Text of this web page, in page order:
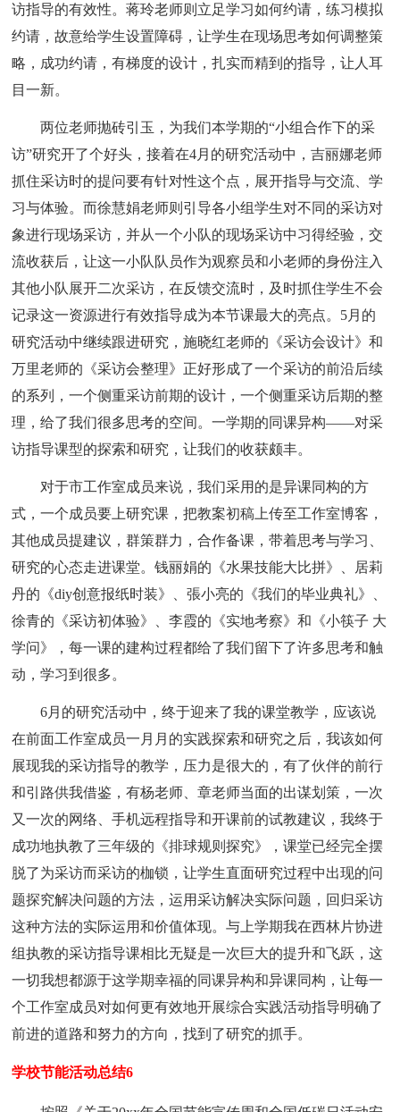
访指导的有效性。蒋玲老师则立足学习如何约请，练习模拟
约请，故意给学生设置障碍，让学生在现场思考如何调整策
略，成功约请，有梯度的设计，扎实而精到的指导，让人耳
目一新。
两位老师抛砖引玉，为我们本学期的“小组合作下的采
访”研究开了个好头，接着在4月的研究活动中，吉丽娜老师
抓住采访时的提问要有针对性这个点，展开指导与交流、学
习与体验。而徐慧娟老师则引导各小组学生对不同的采访对
象进行现场采访，并从一个小队的现场采访中习得经验，交
流收获后，让这一小队队员作为观察员和小老师的身份注入
其他小队展开二次采访，在反馈交流时，及时抓住学生不会
记录这一资源进行有效指导成为本节课最大的亮点。5月的
研究活动中继续跟进研究，施晓红老师的《采访会设计》和
万里老师的《采访会整理》正好形成了一个采访的前沿后续
的系列，一个侧重采访前期的设计，一个侧重采访后期的整
理，给了我们很多思考的空间。一学期的同课异构——对采
访指导课型的探索和研究，让我们的收获颇丰。
对于市工作室成员来说，我们采用的是异课同构的方
式，一个成员要上研究课，把教案初稿上传至工作室博客，
其他成员提建议，群策群力，合作备课，带着思考与学习、
研究的心态走进课堂。钱丽娟的《水果技能大比拼》、居莉
丹的《diy创意报纸时装》、張小亮的《我们的毕业典礼》、
徐青的《采访初体验》、李霞的《实地考察》和《小筷子 大
学问》，每一课的建构过程都给了我们留下了许多思考和触
动，学习到很多。
6月的研究活动中，终于迎来了我的课堂教学，应该说
在前面工作室成员一月月的实践探索和研究之后，我该如何
展现我的采访指导的教学，压力是很大的，有了伙伴的前行
和引路供我借鉴，有杨老师、章老师当面的出谋划策，一次
又一次的网络、手机远程指导和开课前的试教建议，我终于
成功地执教了三年级的《排球规则探究》，课堂已经完全摆
脱了为采访而采访的枷锁，让学生直面研究过程中出现的问
题探究解决问题的方法，运用采访解决实际问题，回归采访
这种方法的实际运用和价值体现。与上学期我在西林片协进
组执教的采访指导课相比无疑是一次巨大的提升和飞跃，这
一切我想都源于这学期幸福的同课异构和异课同构，让每一
个工作室成员对如何更有效地开展综合实践活动指导明确了
前进的道路和努力的方向，找到了研究的抓手。
学校节能活动总结6